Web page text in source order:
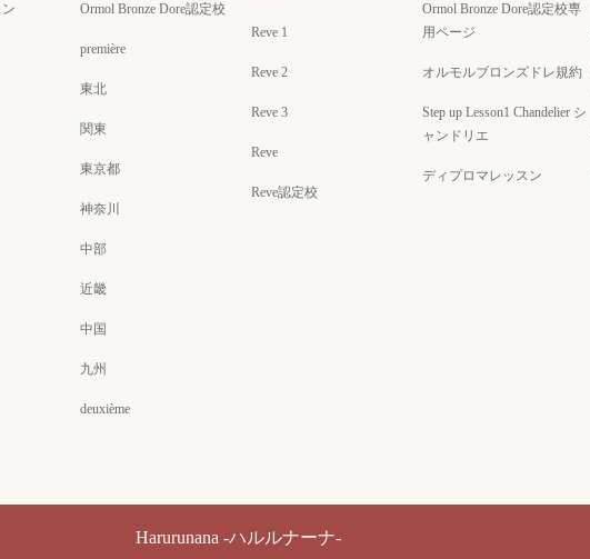
Ormol Bronze Dore認定校
première
東北
関東
東京都
神奈川
中部
近畿
中国
九州
deuxième
Reve 1
Reve 2
Reve 3
Reve
Reve認定校
Ormol Bronze Dore認定校専
用ページ
オルモルブロンズドレ規約
Step up Lesson1 Chandelier シ
ャンドリエ
ディプロマレッスン
Harurunana -ハルルナーナ-